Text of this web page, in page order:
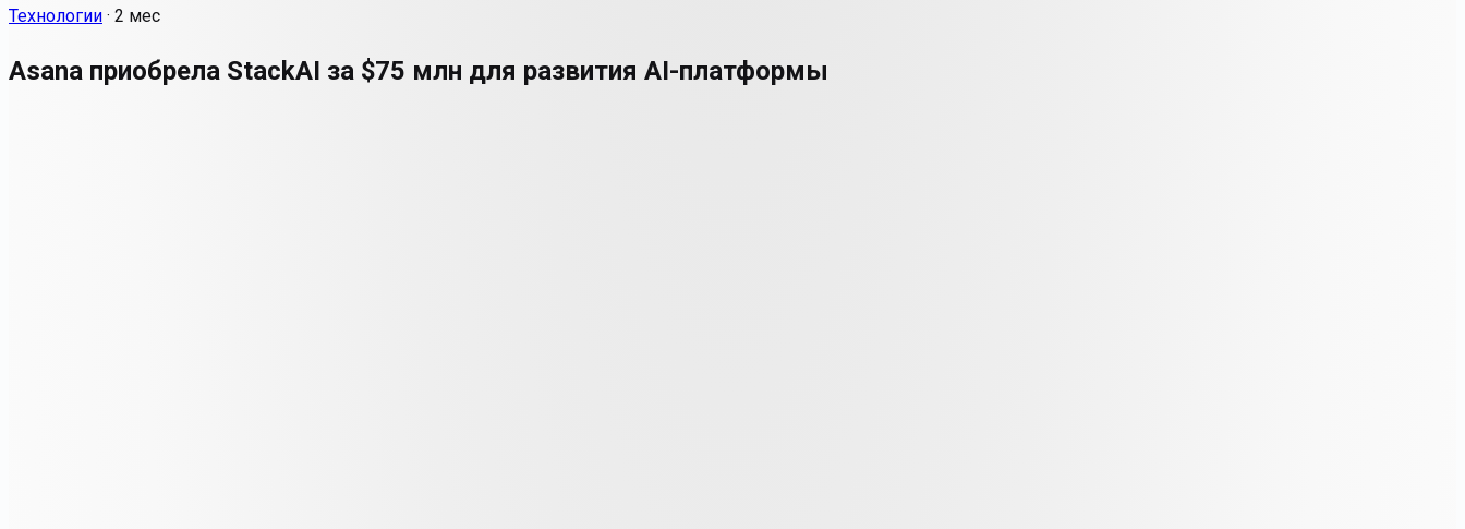
Технологии · 2 мес
Asana приобрела StackAI за $75 млн для развития AI-платформы